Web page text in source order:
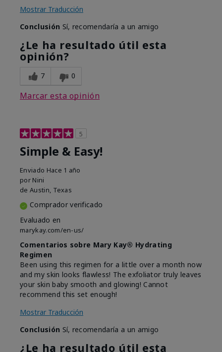
Mostrar Traducción
Conclusión Sí, recomendaría a un amigo
¿Le ha resultado útil esta
opinión?
7 0
Marcar esta opinión
5
Simple & Easy!
Enviado Hace 1 año
por Nini
de Austin, Texas
Comprador verificado
Evaluado en
marykay.com/en-us/
Comentarios sobre Mary Kay® Hydrating
Regimen
Been using this regimen for a little over a month now
and my skin looks flawless! The exfoliator truly leaves
your skin baby smooth and glowing! Cannot
recommend this set enough!
Mostrar Traducción
Conclusión Sí, recomendaría a un amigo
¿Le ha resultado útil esta